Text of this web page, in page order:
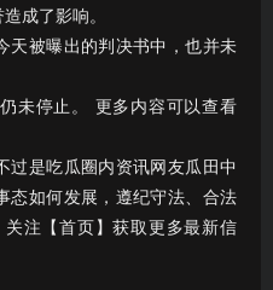
成了影响。
天被曝出的判决书中，也并未
未停止。 更多内容可以查看
过是吃瓜圈内资讯网友瓜田中
态如何发展，遵纪守法、合法
注【首页】获取更多最新信